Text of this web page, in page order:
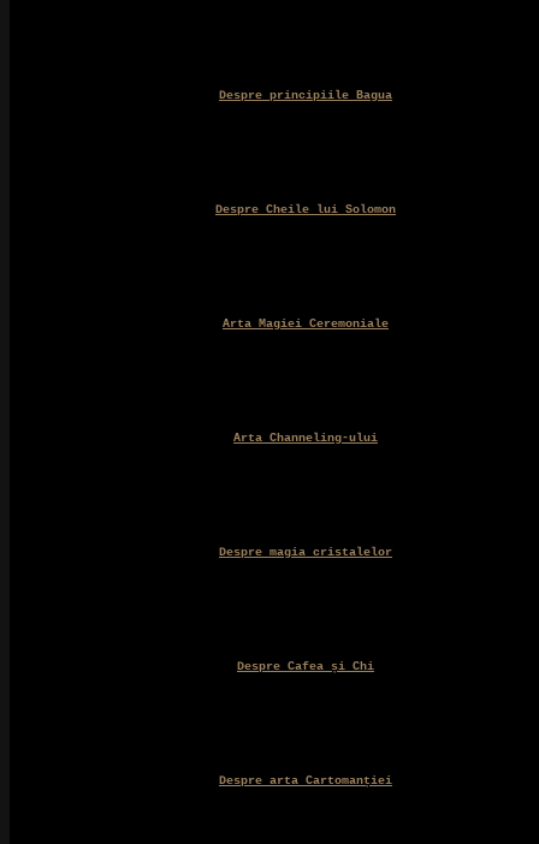
Despre principiile Bagua
Despre Cheile lui Solomon
Arta Magiei Ceremoniale
Arta Channeling-ului
Despre magia cristalelor
Despre Cafea și Chi
Despre arta Cartomanției